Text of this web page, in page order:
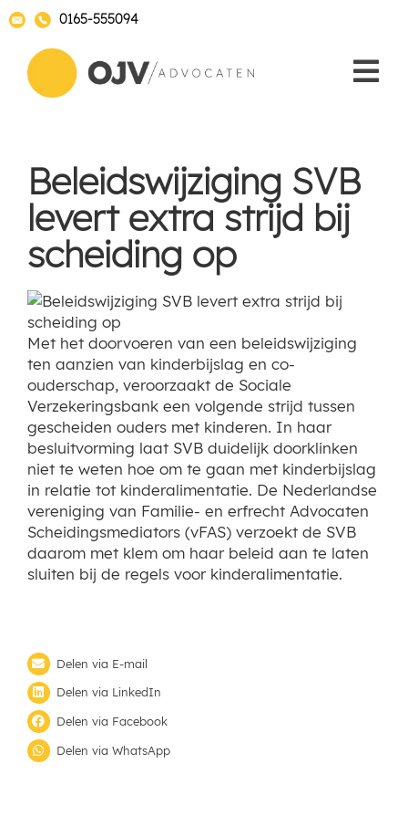
0165-555094
Beleidswijziging SVB
levert extra strijd bij
scheiding op
Met het doorvoeren van een beleidswijziging
ten aanzien van kinderbijslag en co-
ouderschap, veroorzaakt de Sociale
Verzekeringsbank een volgende strijd tussen
gescheiden ouders met kinderen. In haar
besluitvorming laat SVB duidelijk doorklinken
niet te weten hoe om te gaan met kinderbijslag
in relatie tot kinderalimentatie. De Nederlandse
vereniging van Familie- en erfrecht Advocaten
Scheidingsmediators (vFAS) verzoekt de SVB
daarom met klem om haar beleid aan te laten
sluiten bij de regels voor kinderalimentatie.
Delen via E-mail
Delen via LinkedIn
Delen via Facebook
Delen via WhatsApp